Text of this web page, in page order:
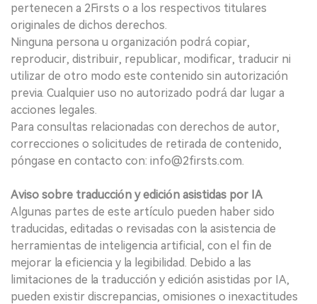
pertenecen a 2Firsts o a los respectivos titulares
originales de dichos derechos.
Ninguna persona u organización podrá copiar,
reproducir, distribuir, republicar, modificar, traducir ni
utilizar de otro modo este contenido sin autorización
previa. Cualquier uso no autorizado podrá dar lugar a
acciones legales.
Para consultas relacionadas con derechos de autor,
correcciones o solicitudes de retirada de contenido,
póngase en contacto con: info@2firsts.com.
Aviso sobre traducción y edición asistidas por IA
Algunas partes de este artículo pueden haber sido
traducidas, editadas o revisadas con la asistencia de
herramientas de inteligencia artificial, con el fin de
mejorar la eficiencia y la legibilidad. Debido a las
limitaciones de la traducción y edición asistidas por IA,
pueden existir discrepancias, omisiones o inexactitudes